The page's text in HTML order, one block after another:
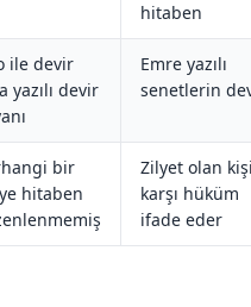
hitaben
ile devir
yazılı devir
Emre yazılı
senetlerin
bir
hitaben
Zilyet olan
karşı hüküm
ifade eder